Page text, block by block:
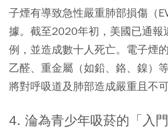
子煙有導致急性嚴重肺部損傷（
據。截至2020年初，美國已通報
例，並造成數十人死亡。電子煙
乙醛、重金屬（如鉛、鉻、鎳）
將對呼吸道及肺部造成嚴重且不可
4. 淪為青少年吸菸的「入門